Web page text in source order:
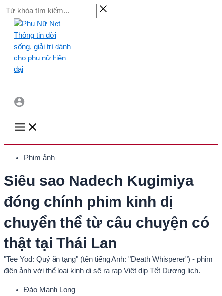
Skip
to
content
Từ
khóa
kiếm...
Main
Menu
Phim ảnh
Siêu sao Nadech Kugimiya
đóng chính phim kinh dị
chuyển thể từ câu chuyện có
thật tại Thái Lan
"Tee Yod: Quỷ ăn tạng" (tên tiếng Anh: "Death Whisperer") - phim
điện ảnh với thể loại kinh dị sẽ ra rạp Việt dịp Tết Dương lịch.
Đào Mạnh Long